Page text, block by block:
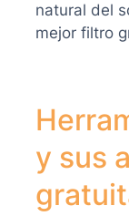
natural del
mejor filtro
y sus